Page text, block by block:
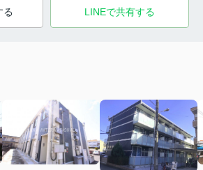
る LINEで共有する